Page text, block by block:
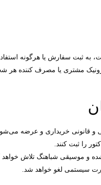
ثبت سفارش یا هرگونه
مشتری یا مصرف کننده
و قانونی خریداری و عرضه